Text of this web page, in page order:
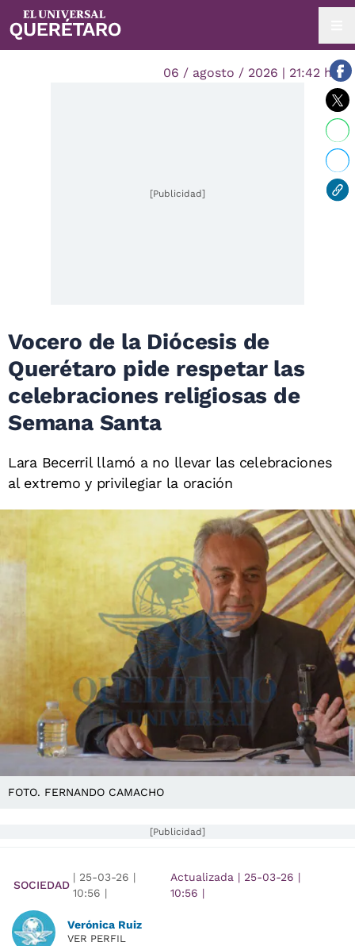
06 / agosto / 2026 | 21:42 hrs.
[Publicidad]
Vocero de la Diócesis de
Querétaro pide respetar las
celebraciones religiosas de
Semana Santa
Lara Becerril llamó a no llevar las celebraciones
al extremo y privilegiar la oración
FOTO. FERNANDO CAMACHO
[Publicidad]
SOCIEDAD
| 25-03-26 |
10:56 |
Actualizada | 25-03-26 |
10:56 |
Verónica Ruiz
VER PERFIL